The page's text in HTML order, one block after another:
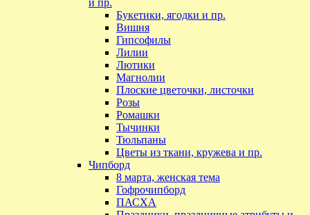
Букетики, ягодки и пр.
Вишня
Гипсофилы
Лилии
Лютики
Магнолии
Плоские цветочки, листочки
Розы
Ромашки
Тычинки
Тюльпаны
Цветы из ткани, кружева и пр.
Чипборд
8 марта, женская тема
Гофрочипборд
ПАСХА